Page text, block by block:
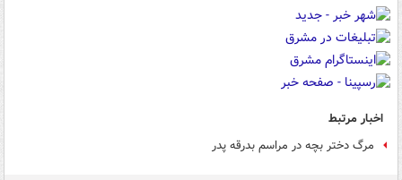
اخبار مرتبط
مرگ دختر بچه در مراسم بدرقه پدر